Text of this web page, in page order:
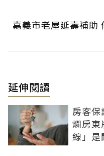
嘉義市老屋延壽補助
延伸閱讀
房客
爛房東
線」是